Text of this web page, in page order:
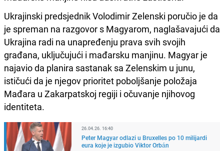
Ukrajinski predsjednik Volodimir Zelenski poručio je da
je spreman na razgovor s Magyarom, naglašavajući da
Ukrajina radi na unapređenju prava svih svojih
građana, uključujući i mađarsku manjinu. Magyar je
najavio da planira sastanak sa Zelenskim u junu,
ističući da je njegov prioritet poboljšanje položaja
Mađara u Zakarpatskoj regiji i očuvanje njihovog
identiteta.
26.04.26. 16:40
Peter Magyar odlazi u Bruxelles po 10 milijardi
eura koje je izgubio Viktor Orbán